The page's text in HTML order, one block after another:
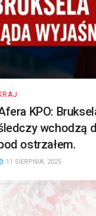
KPO:
wchodzą
ostrzałem.
11 SIERPNIA, 2025